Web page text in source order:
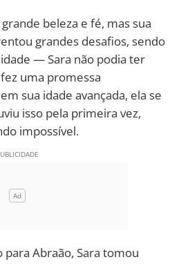
beleza e fé, mas sua
grandes desafios, sendo
— Sara não podia ter
uma promessa
sua idade avançada, ela se
isso pela primeira vez,
impossível.
Abraão, Sara tomou